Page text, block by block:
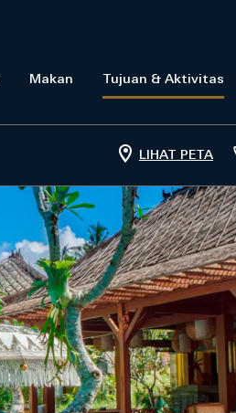
Makan Tujuan & Aktivitas
LIHAT PETA